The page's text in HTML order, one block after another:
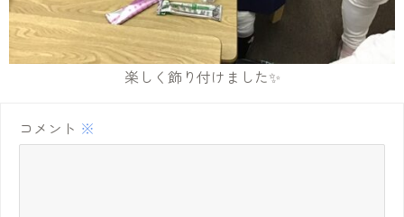
楽しく飾り付けました✨
コメント ※